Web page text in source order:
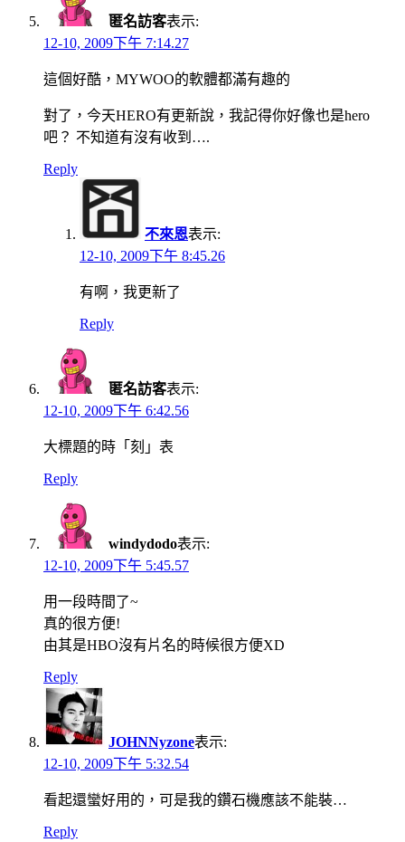
匿名訪客表示:
12-10, 2009下午 7:14.27
這個好酷，MYWOO的軟體都滿有趣的
對了，今天HERO有更新說，我記得你好像也是hero
吧？ 不知道有沒有收到….
Reply
不來恩表示:
12-10, 2009下午 8:45.26
有啊，我更新了
Reply
匿名訪客表示:
12-10, 2009下午 6:42.56
大標題的時「刻」表
Reply
windydodo表示:
12-10, 2009下午 5:45.57
用一段時間了~
真的很方便!
由其是HBO沒有片名的時候很方便XD
Reply
JOHNNyzone表示:
12-10, 2009下午 5:32.54
看起還蠻好用的，可是我的鑽石機應該不能裝…
Reply